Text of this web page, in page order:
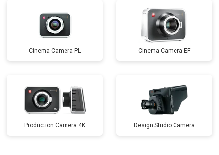
Cinema Camera PL Cinema Camera EF
Production Camera 4K Design Studio Camera